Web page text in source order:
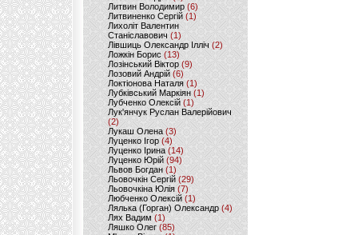
Литвин Володимир (6)
Литвиненко Сергій (1)
Лихоліт Валентин
Станіславович (1)
Лівшиць Олександр Ілліч (2)
Ложкін Борис(13)
Лозінський Віктор(9)
Лозовий Андрій (6)
Локтіонова Наталя (1)
Лубківський Маркіян(1)
Лубченко Олексій (1)
Лук'янчук Руслан Валерійович
(2)
Лукаш Олена (3)
Луценко Ігор (4)
Луценко Ірина (14)
Луценко Юрій (94)
Львов Богдан (1)
Льовочкін Сергій (29)
Льовочкіна Юлія(7)
Любченко Олексій(1)
Лялька (Горган) Олександр(4)
Лях Вадим (1)
Ляшко Олег (85)